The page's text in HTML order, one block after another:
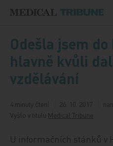
Odešla jsem do
hlavně kvůli
vzdělávání
4 minuty čtení 26. 10. 2017
Vyšlo v titulu Medical Tribune
U informačních stánků v